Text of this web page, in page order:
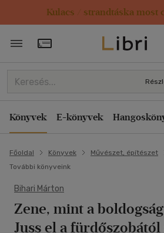
Kulacs / strandtáska most
Törzsvásárlói Kártya adatai
Könyvek E-könyvek
Főoldal Könyvek Művészet, építészet
További könyveink
Bihari Márton
Zene, mint a
Juss el a fürdőszobától